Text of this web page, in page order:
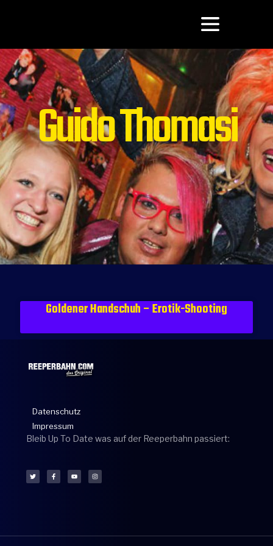
Guido Thomasi
Goldener Handschuh – Erotik-Shooting
Datenschutz
Impressum
Bleib Up To Date was auf der Reeperbahn passiert: